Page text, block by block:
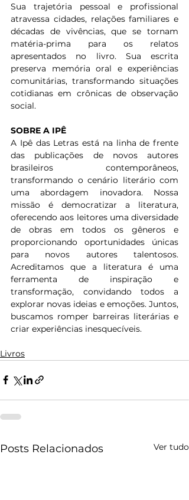
Sua trajetória pessoal e profissional
atravessa cidades, relações familiares e
décadas de vivências, que se tornam
matéria-prima para os relatos
apresentados no livro. Sua escrita
preserva memória oral e experiências
comunitárias, transformando situações
cotidianas em crônicas de observação
social.
SOBRE A IPÊ
A Ipê das Letras está na linha de frente
das publicações de novos autores
brasileiros contemporâneos,
transformando o cenário literário com
uma abordagem inovadora. Nossa
missão é democratizar a literatura,
oferecendo aos leitores uma diversidade
de obras em todos os gêneros e
proporcionando oportunidades únicas
para novos autores talentosos.
Acreditamos que a literatura é uma
ferramenta de inspiração e
transformação, convidando todos a
explorar novas ideias e emoções. Juntos,
buscamos romper barreiras literárias e
criar experiências inesquecíveis.
Livros
Posts Relacionados Ver tudo